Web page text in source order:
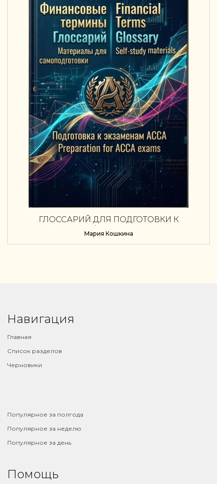
ГЛОССАРИЙ ДЛЯ ПОДГОТОВКИ К
С АНГЛИЙСКОЙ ТРАНСКРИПЦИЕЙ)
Мария Кошкина
Навигация
Главная
Список разделов
Черновики
Популярное за полгода
Популярное за неделю
Популярное за день
Помощь